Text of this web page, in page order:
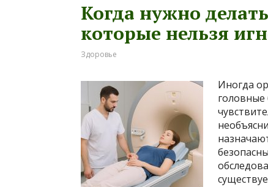
Когда нужно
которые нельзя
Здоровье
Иногда
головные